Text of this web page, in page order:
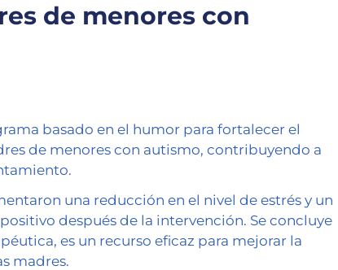
de menores con
basado en el humor para fortalecer el
de menores con autismo, contribuyendo a
una reducción en el nivel de estrés y un
después de la intervención. Se concluye
es un recurso eficaz para mejorar la
madres.